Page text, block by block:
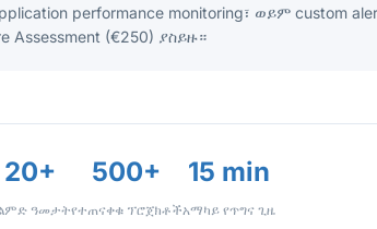
performance monitoring፣ ወይም custom
(€250) ያስይዙ።
20+
ዓመታት
500+
የተጠናቀቁ ፕሮጀክቶች
15 min
አማካይ የጥግና ጊዜ